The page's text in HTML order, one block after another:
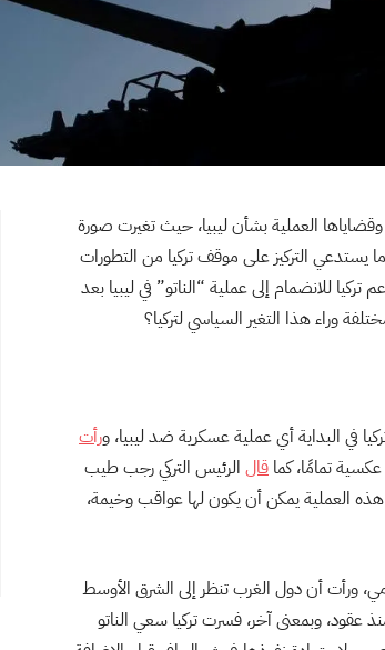
العملية بشأن ليبيا، حيث تغيرت صورة
ما يستدعي التركيز على موقف تركيا من التطورات
للانضمام إلى عملية “الناتو” في ليبيا بعد
وراء هذا التغير السياسي لتركيا؟
رأت
تمامًا، كما قال الرئيس التركي رجب طيب
العملية يمكن أن يكون لها عواقب وخيمة،
ورأت أن دول الغرب تنظر إلى الشرق الأوسط
وبمعنى آخر، فسرت تركيا سعي الناتو